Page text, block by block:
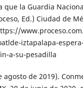
que la Guardia
Ed.) Ciudad de
iztapalapa-
a-su-pesadilla
agosto de 2019).